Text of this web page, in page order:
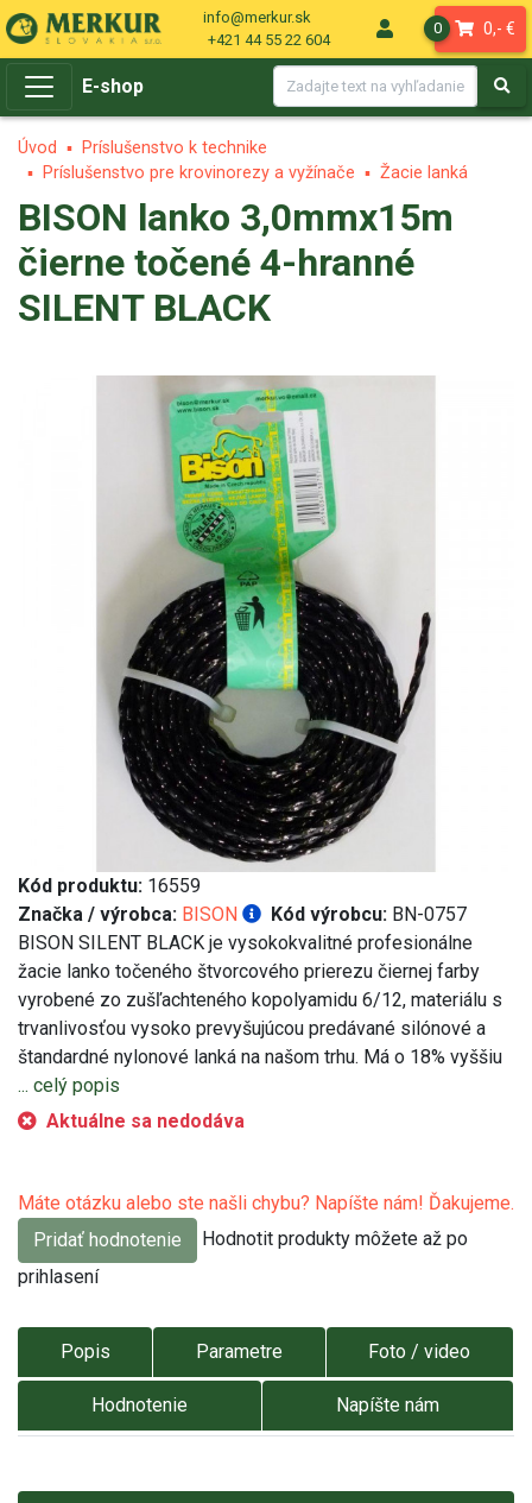
info@merkur.sk
+421 44 55 22 604
0 0,- €
E-shop
Úvod
Príslušenstvo k technike
Príslušenstvo pre krovinorezy a vyžínače
Žacie lanká
BISON lanko 3,0mmx15m
čierne točené 4-hranné
SILENT BLACK
Kód produktu: 16559
Značka / výrobca: BISON Kód výrobcu: BN-0757
BISON SILENT BLACK je vysokokvalitné profesionálne
žacie lanko točeného štvorcového prierezu čiernej farby
vyrobené zo zušľachteného kopolyamidu 6/12, materiálu s
trvanlivosťou vysoko prevyšujúcou predávané silónové a
štandardné nylonové lanká na našom trhu. Má o 18% vyššiu
... celý popis
Aktuálne sa nedodáva
Máte otázku alebo ste našli chybu? Napíšte nám! Ďakujeme.
Pridať hodnotenie
Hodnotit produkty môžete až po
prihlasení
Popis Parametre Foto / video
Hodnotenie Napíšte nám